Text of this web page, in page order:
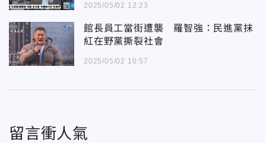
2025/05/02 12:23
館長員工當街遭襲 羅智強：民進黨抹
紅在野黨撕裂社會
2025/05/02 10:57
留言衝人氣